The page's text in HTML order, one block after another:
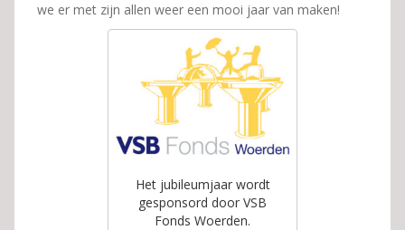
we er met zijn allen weer een mooi jaar van maken!
Het jubileumjaar wordt
gesponsord door VSB
Fonds Woerden.